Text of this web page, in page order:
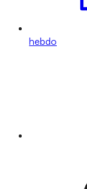
hebdo